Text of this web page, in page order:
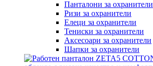
Панталони за охранители
Ризи за охранители
Елеци за охранители
Тениски за охранители
Аксесоари за охранители
Шапки за охранители